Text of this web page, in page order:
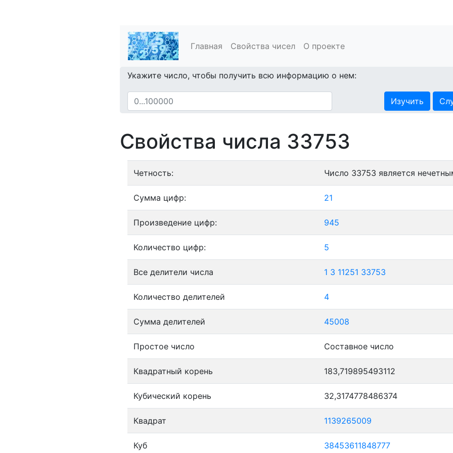
Главная Свойства чисел О проекте
Укажите число, чтобы получить всю информацию о нем:
Изучить
Свойства числа 33753
Четность: Число 33753 является
Сумма цифр: 21
Произведение цифр: 945
Количество цифр: 5
Все делители числа 1 3 11251 33753
Количество делителей 4
Сумма делителей 45008
Простое число Составное число
Квадратный корень 183,719895493112
Кубический корень 32,3174778486374
Квадрат 1139265009
Куб 38453611848777